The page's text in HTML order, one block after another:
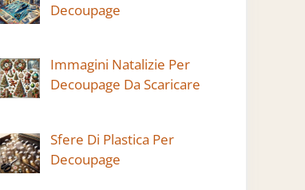
Decoupage
Immagini Natalizie Per
Decoupage Da Scaricare
Sfere Di Plastica Per
Decoupage